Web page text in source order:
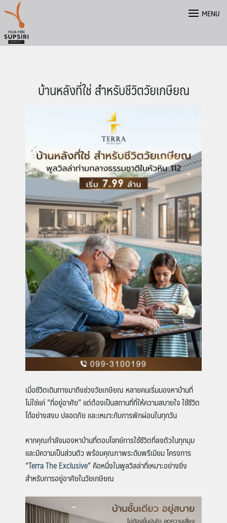
content
MENU
บ้านหลังที่ใช่ สำหรับชีวิตวัยเกษียณ
เมื่อชีวิตเดินทางมาถึงช่วงวัยเกษียณ หลายคนเริ่มมองหาบ้านที่
ไม่ใช่แค่ “ที่อยู่อาศัย” แต่ต้องเป็นสถานที่ที่ให้ความสบายใจ ใช้ชีวิต
ได้อย่างสงบ ปลอดภัย และเหมาะกับการพักผ่อนในทุกวัน
หากคุณกำลังมองหาบ้านที่ตอบโจทย์การใช้ชีวิตที่ลงตัวในทุกมุม
และมีความเป็นส่วนตัว พร้อมคุณภาพระดับพรีเมียม โครงการ
“Terra The Exclusive” คือหนึ่งในพูลวิลล่าที่เหมาะอย่างยิ่ง
สำหรับการอยู่อาศัยในวัยเกษียณ